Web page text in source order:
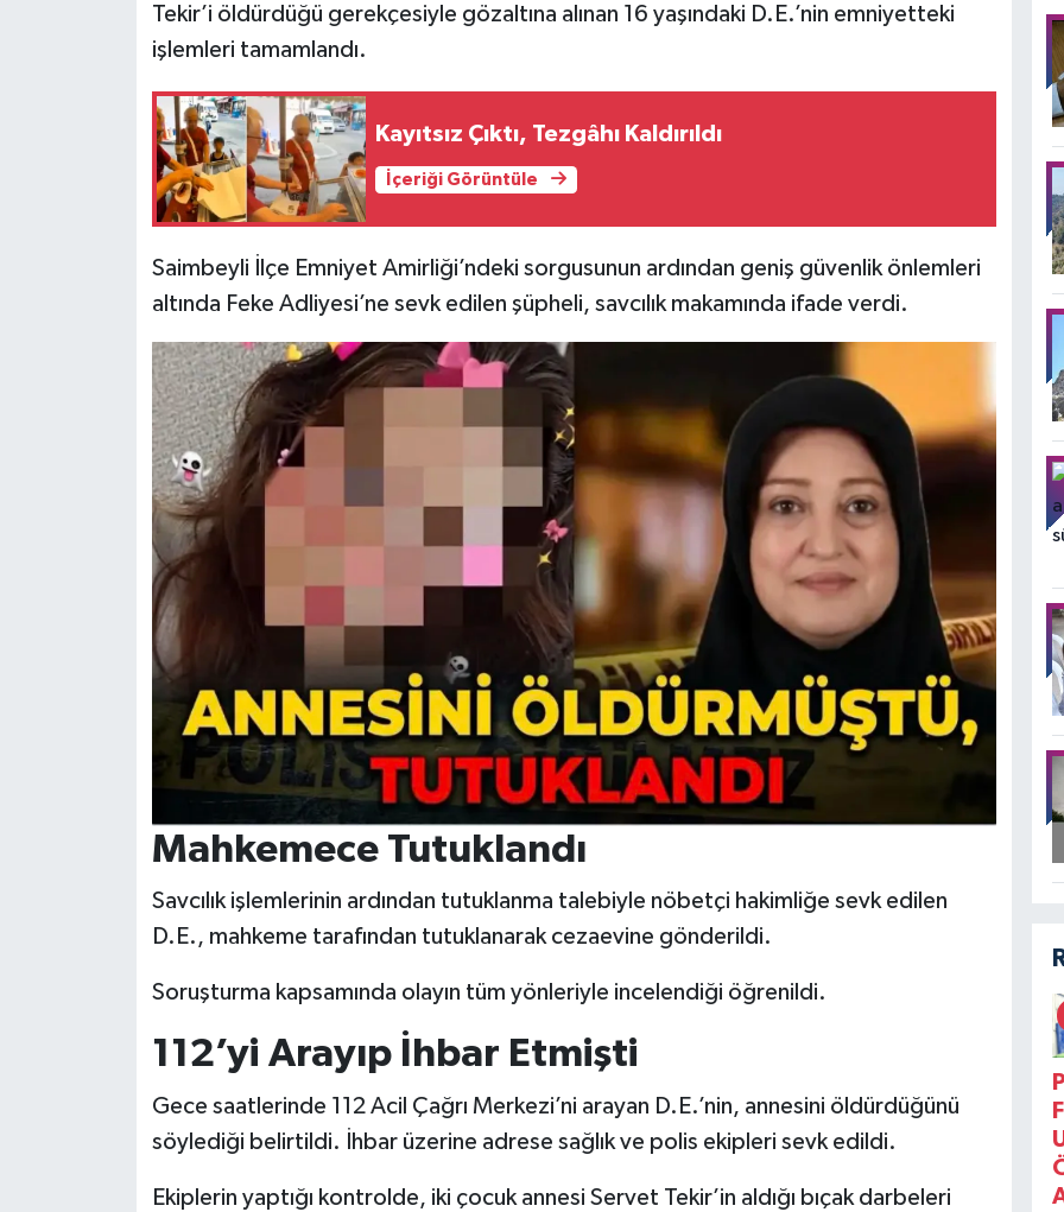
Tekir’i öldürdüğü gerekçesiyle gözaltına alınan 16 yaşındaki D.E.’nin emniyetteki
işlemleri tamamlandı.
Kayıtsız Çıktı, Tezgâhı Kaldırıldı
İçeriği Görüntüle
Saimbeyli İlçe Emniyet Amirliği’ndeki sorgusunun ardından geniş güvenlik önlemleri
altında Feke Adliyesi’ne sevk edilen şüpheli, savcılık makamında ifade verdi.
Mahkemece Tutuklandı
Savcılık işlemlerinin ardından tutuklanma talebiyle nöbetçi hakimliğe sevk edilen
D.E., mahkeme tarafından tutuklanarak cezaevine gönderildi.
Soruşturma kapsamında olayın tüm yönleriyle incelendiği öğrenildi.
112’yi Arayıp İhbar Etmişti
Gece saatlerinde 112 Acil Çağrı Merkezi’ni arayan D.E.’nin, annesini öldürdüğünü
söylediği belirtildi. İhbar üzerine adrese sağlık ve polis ekipleri sevk edildi.
Ekiplerin yaptığı kontrolde, iki çocuk annesi Servet Tekir’in aldığı bıçak darbeleri